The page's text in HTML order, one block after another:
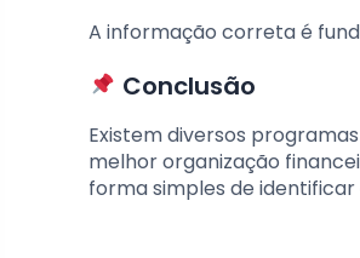
A informação correta é
Conclusão
Existem diversos
melhor organização
forma simples de